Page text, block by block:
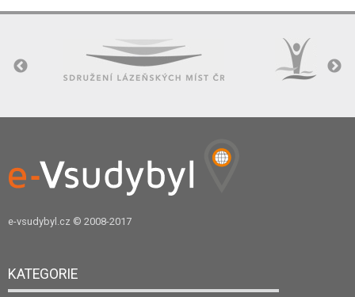
e-vsudybyl.cz © 2008-2017
KATEGORIE